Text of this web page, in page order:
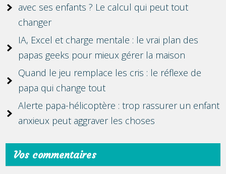
avec ses enfants ? Le calcul qui peut tout
changer
IA, Excel et charge mentale : le vrai plan des
papas geeks pour mieux gérer la maison
Quand le jeu remplace les cris : le réflexe de
papa qui change tout
Alerte papa-hélicoptère : trop rassurer un enfant
anxieux peut aggraver les choses
Vos commentaires